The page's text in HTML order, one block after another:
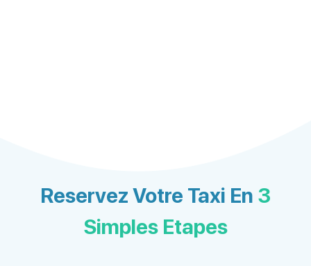
Reservez Votre Taxi En 3
Simples Etapes